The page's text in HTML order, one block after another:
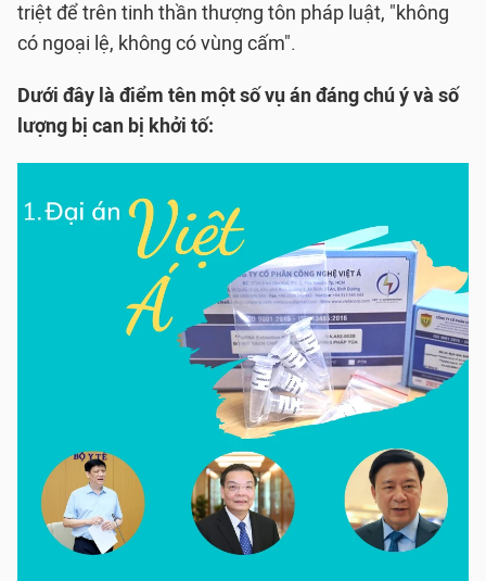
triệt để trên tinh thần thượng tôn pháp luật, "không
có ngoại lệ, không có vùng cấm".
Dưới đây là điểm tên một số vụ án đáng chú ý và số
lượng bị can bị khởi tố: